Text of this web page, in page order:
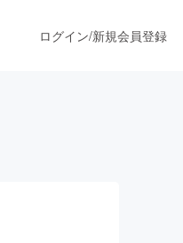
ログイン/新規会員登録